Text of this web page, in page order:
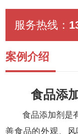
服务热线：
案例介绍
食品添
食品添加剂是
善食品的外观、